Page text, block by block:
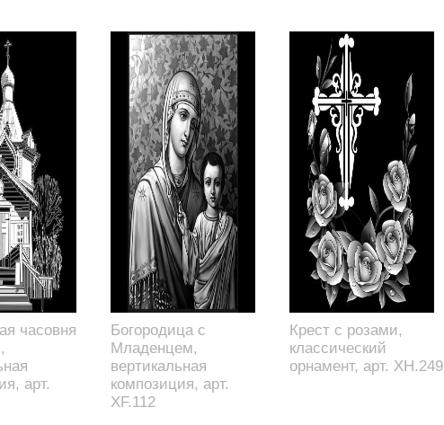
часовня
арт.
Богородица с
Младенцем,
вертикальная
композиция, арт.
XF.112
Крест с розами,
классический
орнамент, арт. XH.249